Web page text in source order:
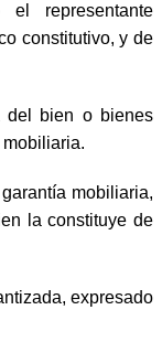
representante
constitutivo, y de
del bien o bienes
mobiliaria,
la constituye de
expresado